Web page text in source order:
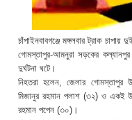
চাঁপাইনবাবগঞ্জে মঙ্গলবার ট্রাক
গোমস্তাপুর-আমনুরা সড়কের কল্যানপুর
দুর্ঘটনা ঘটে।
নিহতরা হলেন, জেলার গোমস্তাপুর
মিজানুর রহমান পলাশ (৩২) ও একই
রহমান পপেন (৩০)।